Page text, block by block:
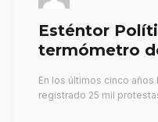
Esténtor
termómetro
En los últimos cinco
registrado 25 mil